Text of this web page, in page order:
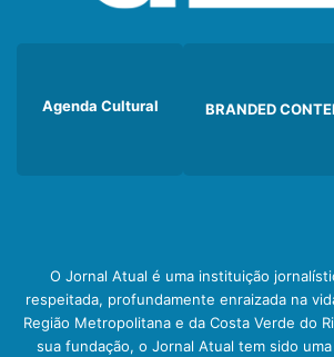
Agenda Cultural BRANDED
O Jornal Atual é uma instituição
respeitada, profundamente enraizada na
Região Metropolitana e da Costa Verde do
sua fundação, o Jornal Atual tem sido